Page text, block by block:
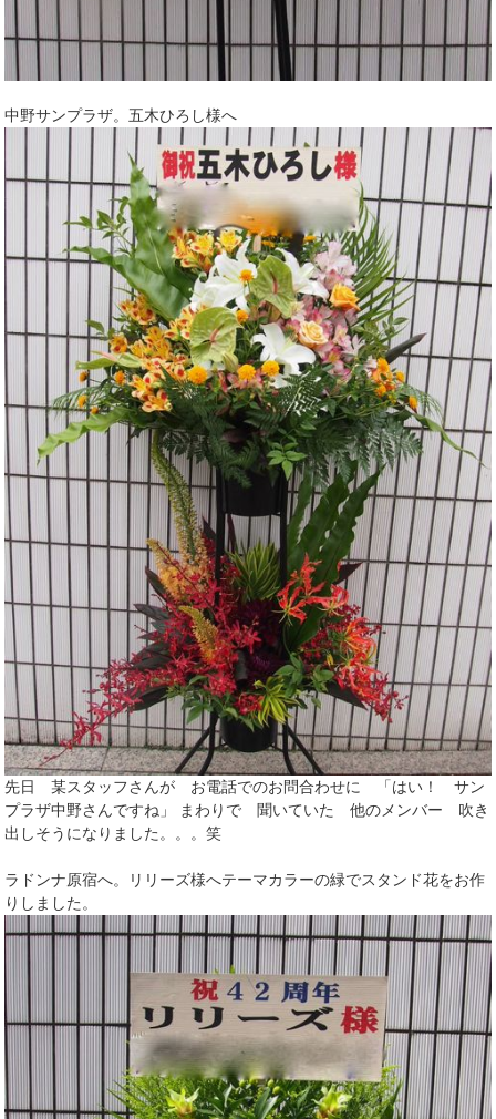
中野サンプラザ。五木ひろし様へ
先日 某スタッフさんが お電話でのお問合わせに 「はい！ サン
プラザ中野さんですね」 まわりで 聞いていた 他のメンバー 吹き
出しそうになりました。。。笑
ラドンナ原宿へ。リリーズ様へテーマカラーの緑でスタンド花をお作
りしました。